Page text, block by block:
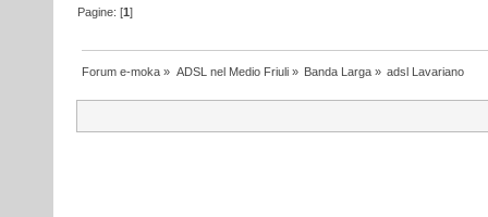
Pagine: [1]
Forum e-moka » ADSL nel Medio Friuli» Banda Larga» adsl Lavariano